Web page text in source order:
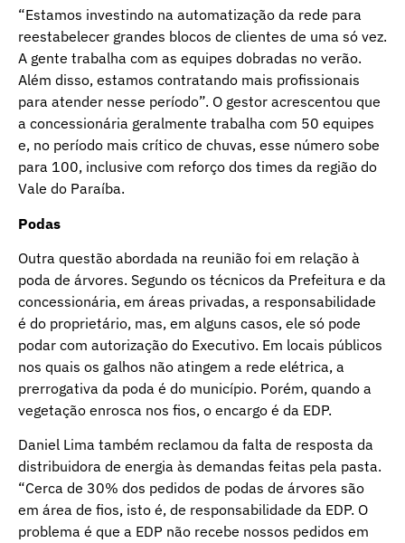
“Estamos investindo na automatização da rede para
reestabelecer grandes blocos de clientes de uma só vez.
A gente trabalha com as equipes dobradas no verão.
Além disso, estamos contratando mais profissionais
para atender nesse período”. O gestor acrescentou que
a concessionária geralmente trabalha com 50 equipes
e, no período mais crítico de chuvas, esse número sobe
para 100, inclusive com reforço dos times da região do
Vale do Paraíba.
Podas
Outra questão abordada na reunião foi em relação à
poda de árvores. Segundo os técnicos da Prefeitura e da
concessionária, em áreas privadas, a responsabilidade
é do proprietário, mas, em alguns casos, ele só pode
podar com autorização do Executivo. Em locais públicos
nos quais os galhos não atingem a rede elétrica, a
prerrogativa da poda é do município. Porém, quando a
vegetação enrosca nos fios, o encargo é da EDP.
Daniel Lima também reclamou da falta de resposta da
distribuidora de energia às demandas feitas pela pasta.
“Cerca de 30% dos pedidos de podas de árvores são
em área de fios, isto é, de responsabilidade da EDP. O
problema é que a EDP não recebe nossos pedidos em